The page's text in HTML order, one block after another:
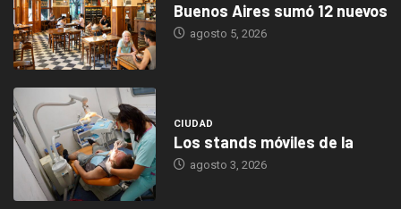
Buenos Aires sumó 12 nuevos
agosto 5, 2026
CIUDAD
Los stands móviles de la
agosto 3, 2026